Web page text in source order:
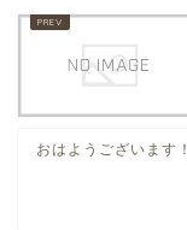
おはようございます！